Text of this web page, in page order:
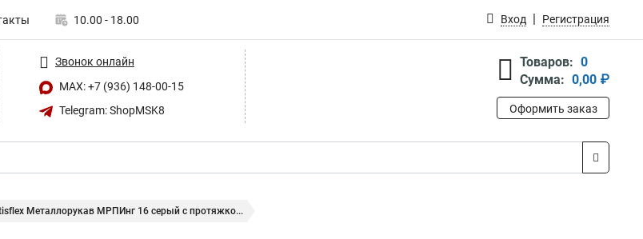
10.00 - 18.00 Вход Регистрация
Звонок онлайн
MAX: +7 (936) 148-00-15
Telegram: ShopMSK8
Товаров: 0
Сумма: 0,00 ₽
Оформить заказ
Металлорукав МРПИнг 16 серый с протяжко...